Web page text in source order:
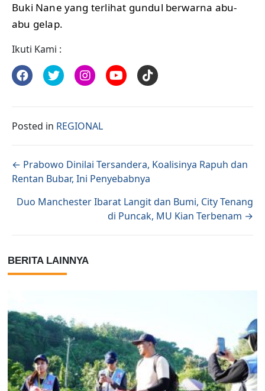
Buki Nane yang terlihat gundul berwarna abu-
abu gelap.
Ikuti Kami :
Posted in REGIONAL
Posts navigation
← Prabowo Dinilai Tersandera, Koalisinya Rapuh dan
Rentan Bubar, Ini Penyebabnya
Duo Manchester Ibarat Langit dan Bumi, City Tenang
di Puncak, MU Kian Terbenam →
BERITA LAINNYA